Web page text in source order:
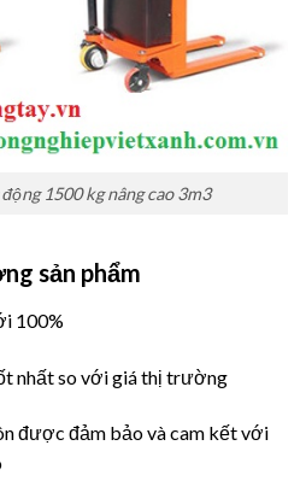
1500 kg nâng cao 3m3
sản phẩm
100%
nhất so với giá thị trường
được đảm bảo và cam kết với